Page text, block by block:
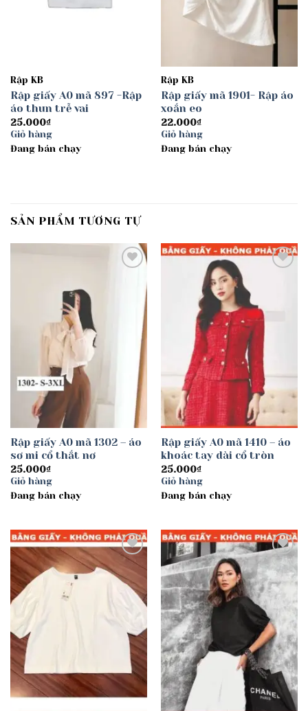
Rập KB
Rập giấy A0 mã 897 -Rập
áo thun trễ vai
25.000₫
Giỏ hàng
Đang bán chạy
Rập KB
Rập giấy mã 1901- Rập áo
xoắn eo
22.000₫
Giỏ hàng
Đang bán chạy
SẢN PHẨM TƯƠNG TỰ
Rập giấy A0 mã 1302 – áo
sơ mi cổ thắt nơ
25.000₫
Giỏ hàng
Đang bán chạy
Rập giấy A0 mã 1410 – áo
khoác tay dài cổ tròn
25.000₫
Giỏ hàng
Đang bán chạy
Add to
wishlist
Add to
wishlist